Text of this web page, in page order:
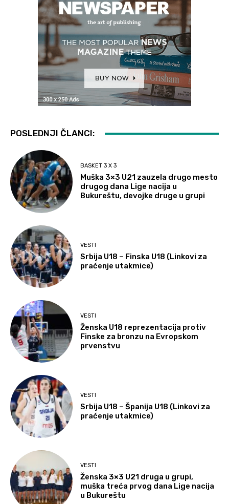
POSLEDNJI ČLANCI:
BASKET 3 X 3
Muška 3×3 U21 zauzela drugo mesto
drugog dana Lige nacija u
Bukureštu, devojke druge u grupi
VESTI
Srbija U18 – Finska U18 (Linkovi za
praćenje utakmice)
VESTI
Ženska U18 reprezentacija protiv
Finske za bronzu na Evropskom
prvenstvu
VESTI
Srbija U18 – Španija U18 (Linkovi za
praćenje utakmice)
VESTI
Ženska 3×3 U21 druga u grupi,
muška treća prvog dana Lige nacija
u Bukureštu